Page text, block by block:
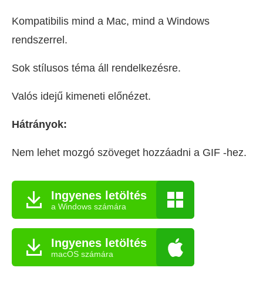
Kompatibilis mind a Mac, mind a Windows
rendszerrel.
Sok stílusos téma áll rendelkezésre.
Valós idejű kimeneti előnézet.
Hátrányok:
Nem lehet mozgó szöveget hozzáadni a GIF -hez.
Ingyenes letöltés
a Windows számára
Ingyenes letöltés
macOS számára